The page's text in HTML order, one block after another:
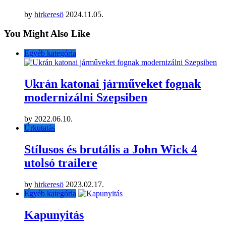
by hirkeresö 2024.11.05.
You Might Also Like
Egyéb kategória
Ukrán katonai járműveket fognak
modernizálni Szepsiben
by 2022.06.10.
Űrkutatás
Stílusos és brutális a John Wick 4
utolsó trailere
by hirkeresö 2023.02.17.
Egyéb kategória
Kapunyitás